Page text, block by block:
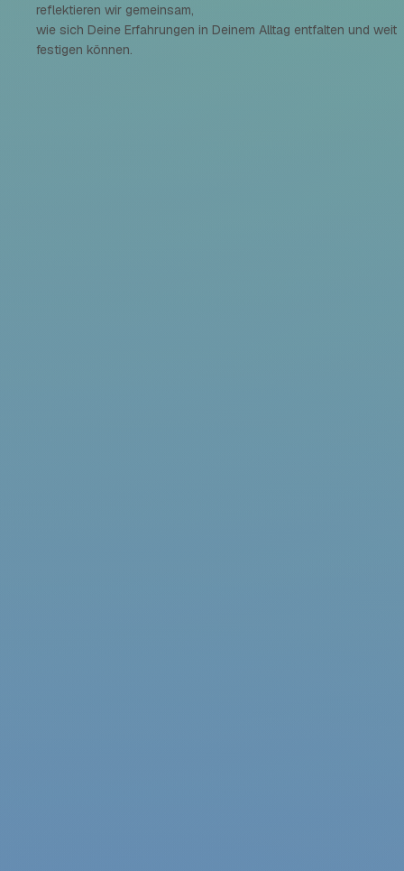
reflektieren wir gemeinsam,
wie sich Deine Erfahrungen in Deinem Alltag entfalten und
festigen können.